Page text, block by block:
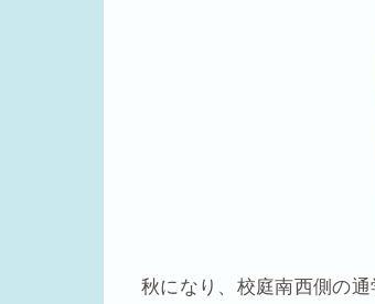
秋になり、校庭南西側の